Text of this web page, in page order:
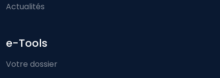
Actualités
e-Tools
Votre dossier